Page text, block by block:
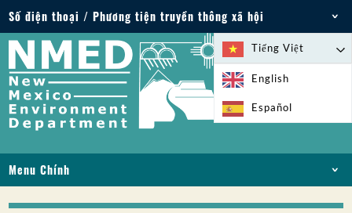
Số điện thoại / Phương tiện truyền thông xã hội
Điện thoại: 505-827-2855
1-800-219-6157
Trường hợp khẩn cấp về môi trường: 505-827-
9329 (24 giờ)
Tiếng Việt
English
Español
Menu Chính